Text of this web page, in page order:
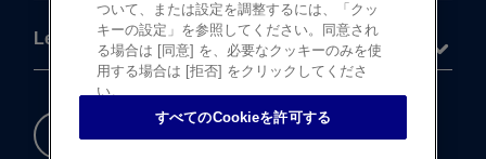
Legal
重要な​安全情報
ついて、または設定を調整するには、「クッ
キーの設定」を参照してください。同意され
る場合は [同意] を、必要なクッキーのみを使
用する場合は [拒否] をクリックしてくださ
い。
すべてのCookieを許可する